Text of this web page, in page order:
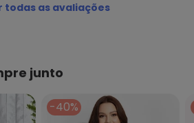
todas as avaliações
junto
-40%